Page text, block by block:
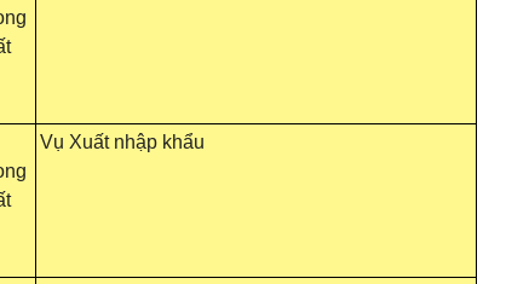
Vụ Xuất nhập khẩu